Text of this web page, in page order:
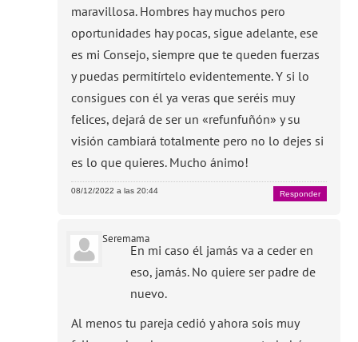
maravillosa. Hombres hay muchos pero
oportunidades hay pocas, sigue adelante, ese
es mi Consejo, siempre que te queden fuerzas
y puedas permitírtelo evidentemente. Y si lo
consigues con él ya veras que seréis muy
felices, dejará de ser un «refunfuñón» y su
visión cambiará totalmente pero no lo dejes si
es lo que quieres. Mucho ánimo!
08/12/2022 a las 20:44 Responder
Seremama
En mi caso él jamás va a ceder en
eso, jamás. No quiere ser padre de
nuevo.
Al menos tu pareja cedió y ahora sois muy